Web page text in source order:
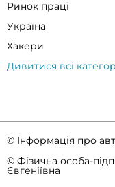
Ринок праці
Україна
Хакери
Дивитися всі
© Інформація про
© Фізична особа-
Євгеніївна